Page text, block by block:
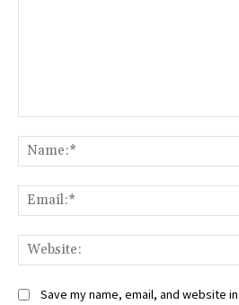
Save my name, email, and website